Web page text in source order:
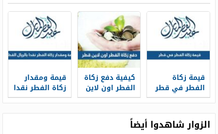
قيمة زكاة
الفطر في قطر
2026
كيفية دفع زكاة
الفطر اون لاين
قطر 2026
قيمة ومقدار
زكاة الفطر نقدا
بالريال القطري
الزوار شاهدوا أيضاً